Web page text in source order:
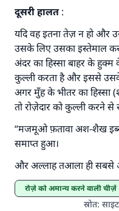
दूसरी हालत:
यदि वह इतना तेज़ न हो और
उसके लिए उसका इस्तेमाल
अंदर का हिस्सा बाहर के
कुल्ली करता है और इससे उसके
अगर मुँह के भीतर का हिस्सा
तो रोज़ेदार को कुल्ली करने से
“मजमूओ फ़तावा अश-शैख
समाप्त हुआ।
और अल्लाह तआला ही सबसे
रोज़े को अमान्य करने वाली चीज़ें
स्रोत: